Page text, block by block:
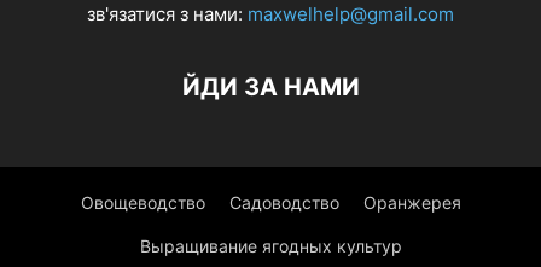
зв'язатися з нами: maxwelhelp@gmail.com
ЙДИ ЗА НАМИ
Овощеводство Садоводство Оранжерея
Выращивание ягодных культур